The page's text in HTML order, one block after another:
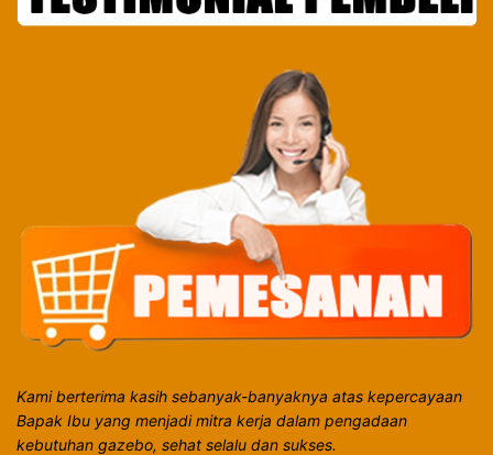
Kami berterima kasih sebanyak-banyaknya atas kepercayaan
Bapak Ibu yang menjadi mitra kerja dalam pengadaan
kebutuhan gazebo, sehat selalu dan sukses.